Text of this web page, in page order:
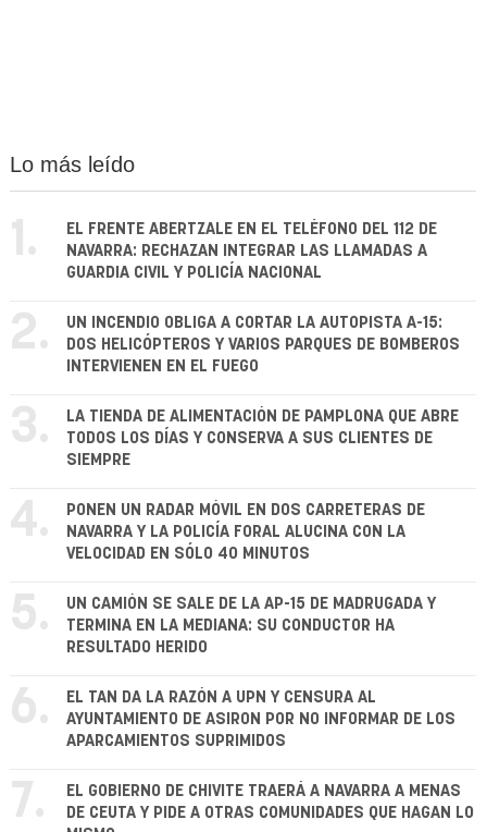
Lo más leído
1.
EL FRENTE ABERTZALE EN EL TELÉFONO DEL 112 DE
NAVARRA: RECHAZAN INTEGRAR LAS LLAMADAS A
GUARDIA CIVIL Y POLICÍA NACIONAL
2.
UN INCENDIO OBLIGA A CORTAR LA AUTOPISTA A-15:
DOS HELICÓPTEROS Y VARIOS PARQUES DE BOMBEROS
INTERVIENEN EN EL FUEGO
3.
LA TIENDA DE ALIMENTACIÓN DE PAMPLONA QUE ABRE
TODOS LOS DÍAS Y CONSERVA A SUS CLIENTES DE
SIEMPRE
4.
PONEN UN RADAR MÓVIL EN DOS CARRETERAS DE
NAVARRA Y LA POLICÍA FORAL ALUCINA CON LA
VELOCIDAD EN SÓLO 40 MINUTOS
5.
UN CAMIÓN SE SALE DE LA AP-15 DE MADRUGADA Y
TERMINA EN LA MEDIANA: SU CONDUCTOR HA
RESULTADO HERIDO
6.
EL TAN DA LA RAZÓN A UPN Y CENSURA AL
AYUNTAMIENTO DE ASIRON POR NO INFORMAR DE LOS
APARCAMIENTOS SUPRIMIDOS
7.
EL GOBIERNO DE CHIVITE TRAERÁ A NAVARRA A MENAS
DE CEUTA Y PIDE A OTRAS COMUNIDADES QUE HAGAN LO